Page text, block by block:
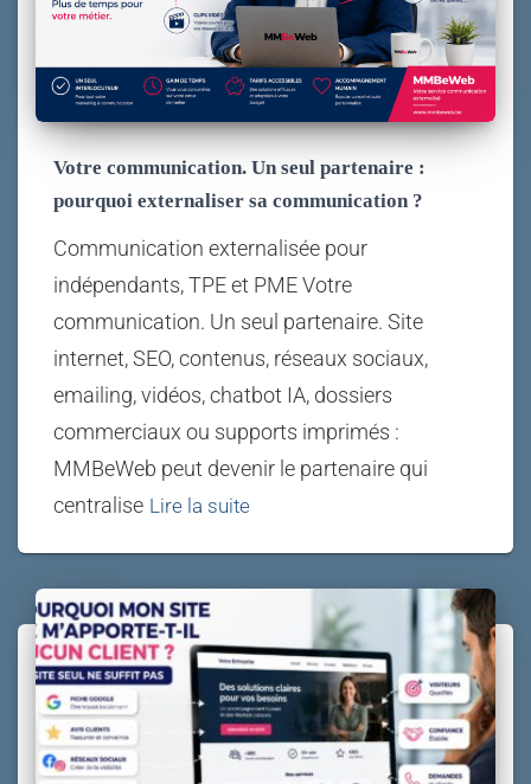
Votre communication. Un seul partenaire :
pourquoi externaliser sa communication ?
Communication externalisée pour
indépendants, TPE et PME Votre
communication. Un seul partenaire. Site
internet, SEO, contenus, réseaux sociaux,
emailing, vidéos, chatbot IA, dossiers
commerciaux ou supports imprimés :
MMBeWeb peut devenir le partenaire qui
centralise Lire la suite